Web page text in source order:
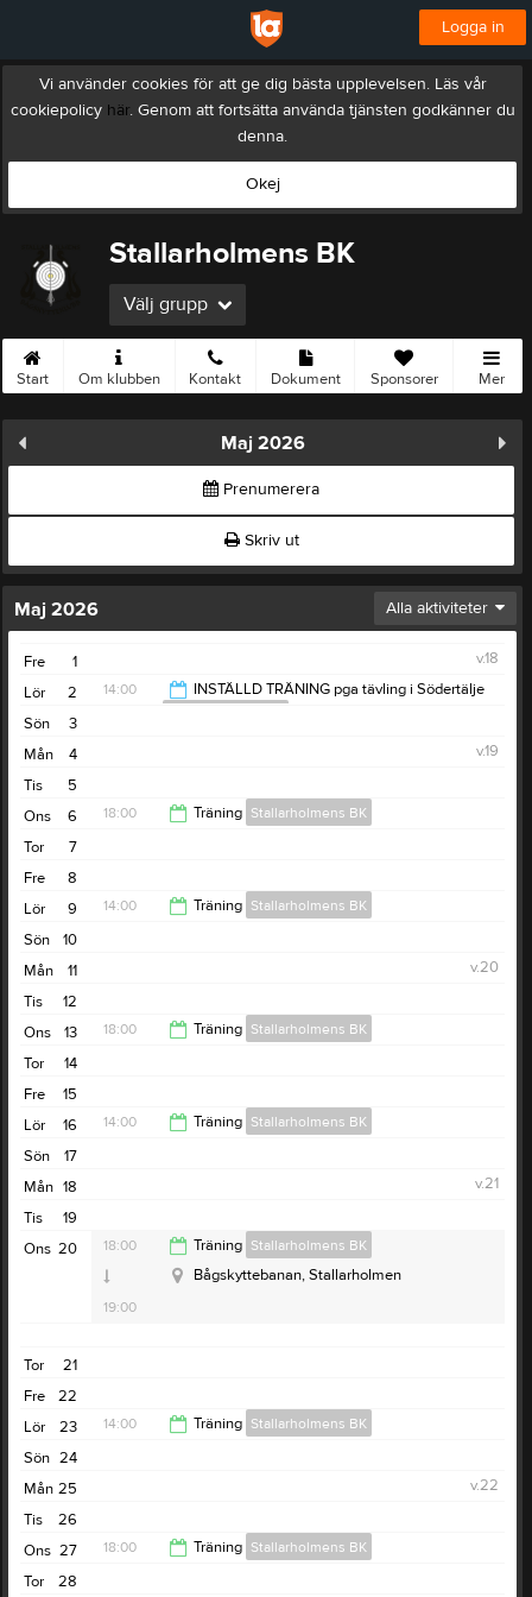
Logga in
Vi använder cookies för att ge dig bästa upplevelsen. Läs vår
cookiepolicy här. Genom att fortsätta använda tjänsten godkänner du
denna.
Okej
Stallarholmens BK
Välj grupp
Start Om klubben Kontakt Dokument Sponsorer Mer
Maj 2026
Prenumerera
Skriv ut
Maj 2026 Alla aktiviteter
1
Fre
v.18
2
Lör 14:00
INSTÄLLD TRÄNING pga tävling i Södertälje
3
Sön
4
Mån
v.19
5
Tis
6
Ons 18:00 Träning Stallarholmens BK
7
Tor
8
Fre
9
Lör 14:00 Träning Stallarholmens BK
10
Sön
11
Mån
v.20
12
Tis
13
Ons 18:00 Träning Stallarholmens BK
14
Tor
15
Fre
16
Lör 14:00 Träning Stallarholmens BK
17
Sön
18
Mån
v.21
19
Tis
20
Ons 18:00 Träning Stallarholmens BK
19:00
Bågskyttebanan, Stallarholmen
21
Tor
22
Fre
23
Lör 14:00 Träning Stallarholmens BK
24
Sön
25
Mån
v.22
26
Tis
27
Ons 18:00 Träning Stallarholmens BK
28
Tor